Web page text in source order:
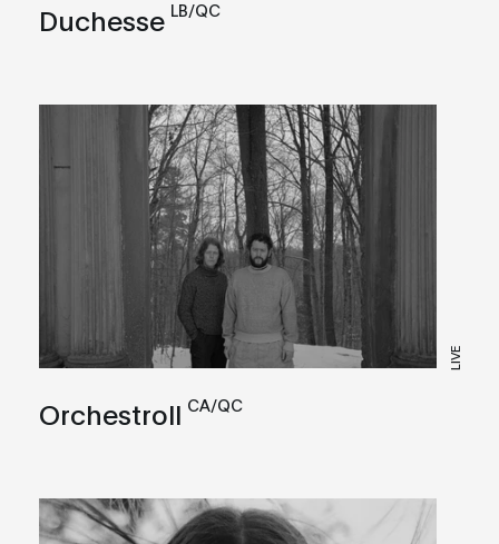
Duchesse LB/QC
LIVE
Orchestroll CA/QC